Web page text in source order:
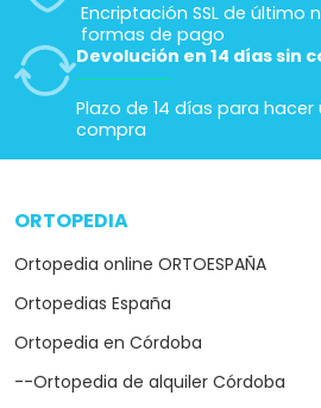
Encriptación SSL de último
formas de pago
Devolución en 14 días sin
Plazo de 14 días para
compra
ORTOPEDIA
Ortopedia online ORTOESPAÑA
Ortopedias España
Ortopedia en Córdoba
--Ortopedia de alquiler Córdoba